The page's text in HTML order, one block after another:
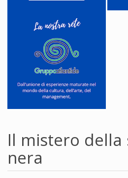
Il mistero della
nera